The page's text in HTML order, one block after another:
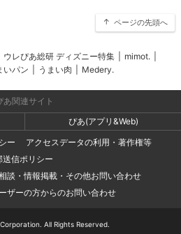
ページの先頭へ
ウレぴあ総研 ディズニー特集 mimot.
いパン うまい肉 Medery.
あ関連サイト
ぴあ(アプリ&Web)
ー
アクセスデータの利用・著作権等
送信ポリシー
談・情報掲載・その他お問い合わせ
ザーの方からのお問い合わせ
All Rights Reserved.